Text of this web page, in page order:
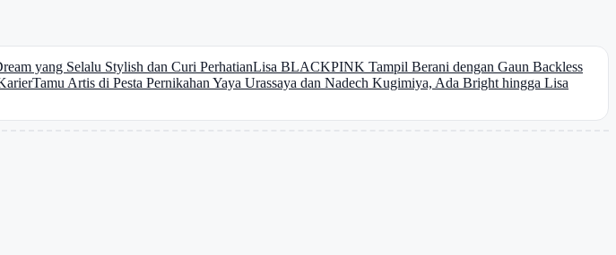
yang Selalu Stylish dan Curi PerhatianLisa BLACKPINK Tampil Berani dengan Gaun Backless
Tamu Artis di Pesta Pernikahan Yaya Urassaya dan Nadech Kugimiya, Ada Bright hingga Lisa